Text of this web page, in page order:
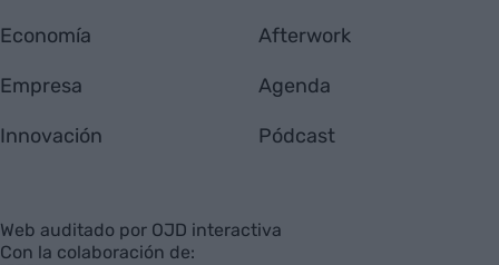
Economía
Empresa
Innovación
Afterwork
Agenda
Pódcast
Web auditado por OJD interactiva
Con la colaboración de: